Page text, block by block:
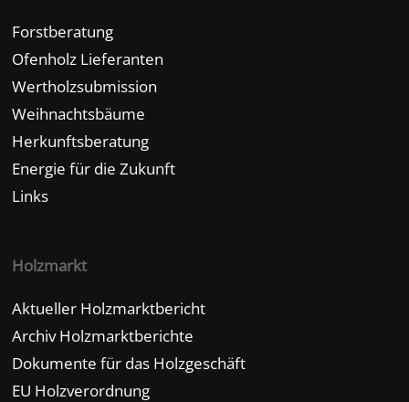
Forstberatung
Ofenholz Lieferanten
Wertholzsubmission
Weihnachtsbäume
Herkunftsberatung
Energie für die Zukunft
Links
Holzmarkt
Aktueller Holzmarktbericht
Archiv Holzmarktberichte
Dokumente für das Holzgeschäft
EU Holzverordnung